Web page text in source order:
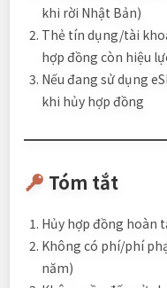
khi rời Nhật Bản)
Thẻ tín dụng/tài
hợp đồng còn hiệu
Nếu đang sử dụng
khi hủy hợp đồng
Tóm tắt
Hủy hợp đồng hoàn
Không có phí/phí
năm)